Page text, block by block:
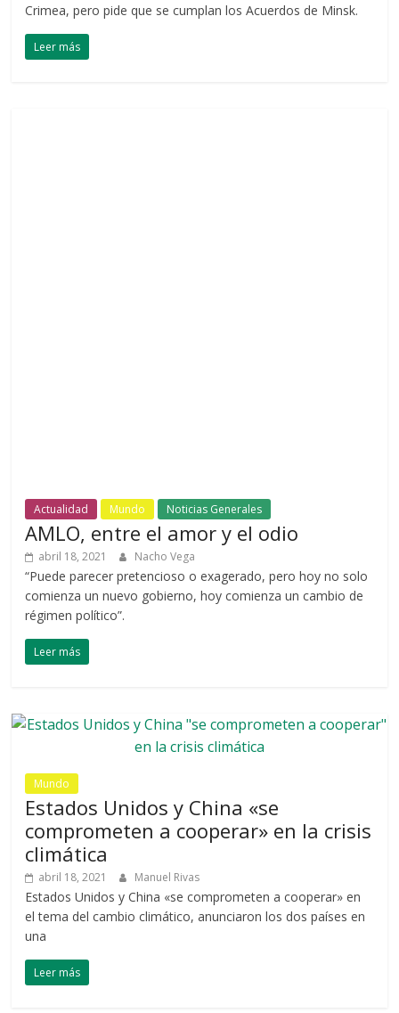
Crimea, pero pide que se cumplan los Acuerdos de Minsk.
Leer más
Actualidad Mundo Noticias Generales
AMLO, entre el amor y el odio
abril 18, 2021 Nacho Vega
“Puede parecer pretencioso o exagerado, pero hoy no solo
comienza un nuevo gobierno, hoy comienza un cambio de
régimen político”.
Leer más
Mundo
Estados Unidos y China «se
comprometen a cooperar» en la crisis
climática
abril 18, 2021 Manuel Rivas
Estados Unidos y China «se comprometen a cooperar» en
el tema del cambio climático, anunciaron los dos países en
una
Leer más